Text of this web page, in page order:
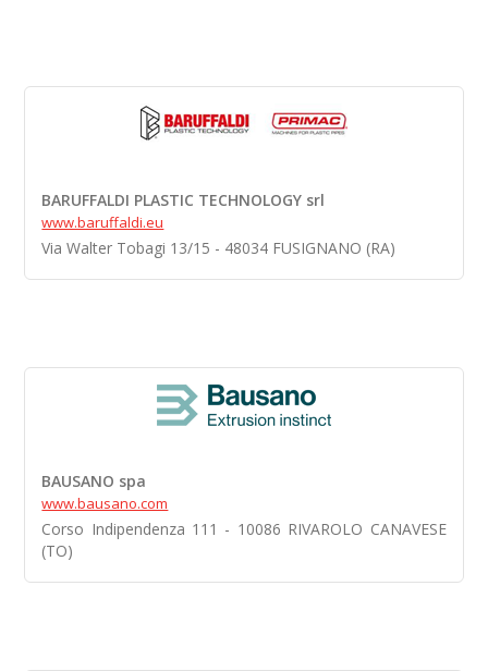
BARUFFALDI PLASTIC TECHNOLOGY srl
www.baruffaldi.eu
Via Walter Tobagi 13/15 - 48034 FUSIGNANO (RA)
BAUSANO spa
www.bausano.com
Corso Indipendenza 111 - 10086 RIVAROLO CANAVESE
(TO)